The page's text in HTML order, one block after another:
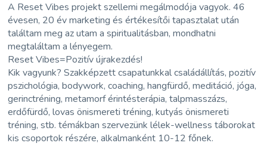
A Reset Vibes projekt szellemi megálmodója vagyok. 46
évesen, 20 év marketing és értékesítői tapasztalat után
találtam meg az utam a spiritualitásban, mondhatni
megtaláltam a lényegem.
Reset Vibes=Pozitív újrakezdés!
Kik vagyunk? Szakképzett csapatunkkal családállítás, pozitív
pszichológia, bodywork, coaching, hangfürdő, meditáció, jóga,
gerinctréning, metamorf érintésterápia, talpmasszázs,
erdőfürdő, lovas önismereti tréning, kutyás önismereti
tréning, stb. témákban szervezünk lélek-wellness táborokat
kis csoportok részére, alkalmanként 10-12 főnek.